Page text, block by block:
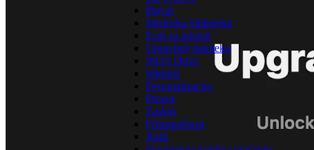
Player
Medijska biblioteka
Kod za pristup
Upravitelj datoteka
Wi-Fi Drive
Widgeti
Personalizacija
Prozor
Zaslon
Pristupačnost
Jezik